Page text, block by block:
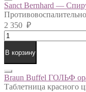
Sanct Bernhard —
2 350 ₽
Sanct
Bernhard
-
Спирулина
quantity
В корзину
Braun Buffel ГОЛЬФ
Таблетница красного